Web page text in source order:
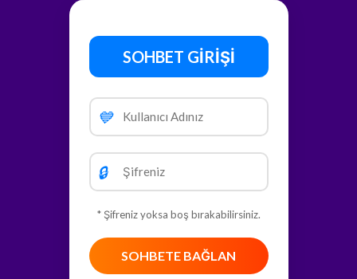
SOHBET GİRİŞİ
💙
🔒
* Şifreniz yoksa boş bırakabilirsiniz.
SOHBETE BAĞLAN